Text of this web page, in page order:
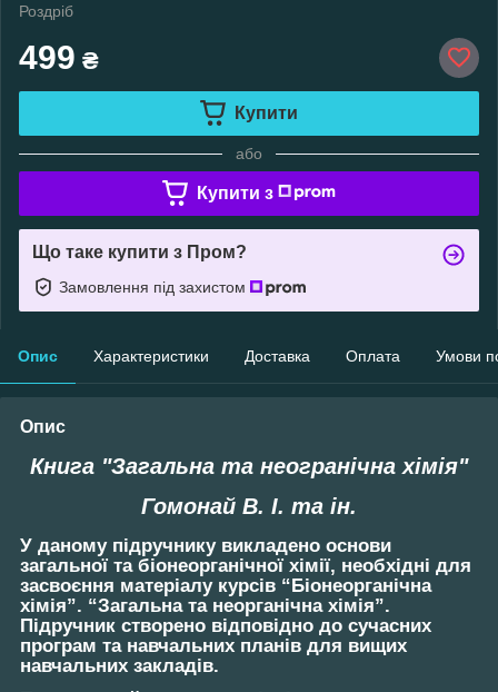
Роздріб
499 ₴
Купити
або
Купити з
Що таке купити з Пром?
Замовлення під захистом
Опис Характеристики Доставка Оплата Умови
Опис
Книга "Загальна та неогранічна хімія"
Гомонай В. І. та ін.
У даному підручнику викладено основи
загальної та біонеорганічної хімії, необхідні для
засвоєння матеріалу курсів “Біонеорганічна
хімія”. “Загальна та неорганічна хімія”.
Підручник створено відповідно до сучасних
програм та навчальних планів для вищих
навчальних закладів.